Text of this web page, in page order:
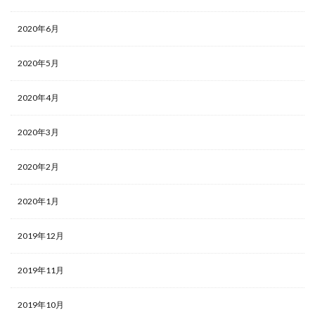
2020年6月
2020年5月
2020年4月
2020年3月
2020年2月
2020年1月
2019年12月
2019年11月
2019年10月